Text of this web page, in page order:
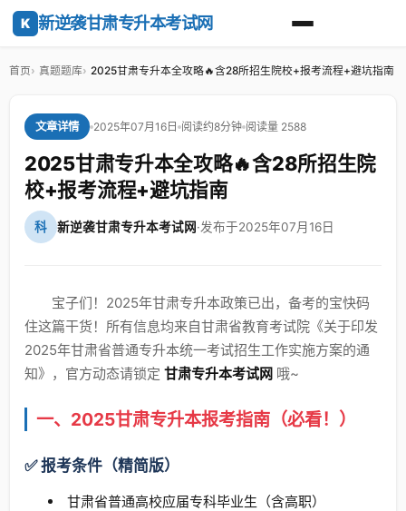
K 新逆袭甘肃专升本考试网
首页 真题题库 2025甘肃专升本全攻略🔥含28所招生院校+报考流程+避坑指南
文章详情 2025年07月16日 阅读约8分钟 阅读量 2588
2025甘肃专升本全攻略🔥含28所招生院
校+报考流程+避坑指南
科 新逆袭甘肃专升本考试网·发布于2025年07月16日
宝子们！2025年甘肃专升本政策已出，备考的宝快码
住这篇干货！所有信息均来自甘肃省教育考试院《关于印发
2025年甘肃省普通专升本统一考试招生工作实施方案的通
知》，官方动态请锁定 甘肃专升本考试网 哦~
一、2025甘肃专升本报考指南（必看！）
✅ 报考条件（精简版）
甘肃省普通高校应届专科毕业生（含高职）